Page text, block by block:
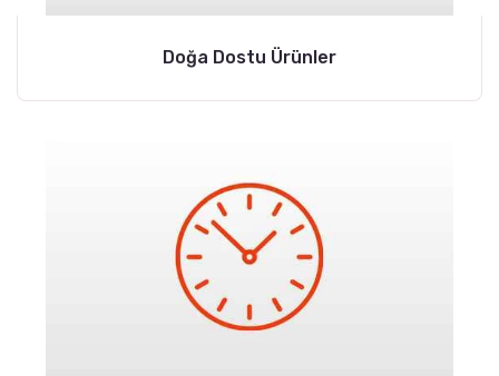
Doğa Dostu Ürünler